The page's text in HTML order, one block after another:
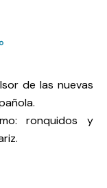
de las nuevas
ronquidos y